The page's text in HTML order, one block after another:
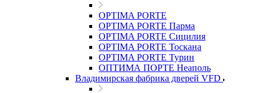
OPTIMA PORTE
OPTIMA PORTE Парма
OPTIMA PORTE Сицилия
OPTIMA PORTE Тоскана
OPTIMA PORTE Турин
ОПТИМА ПОРТЕ Неаполь
Владимирская фабрика дверей VFD